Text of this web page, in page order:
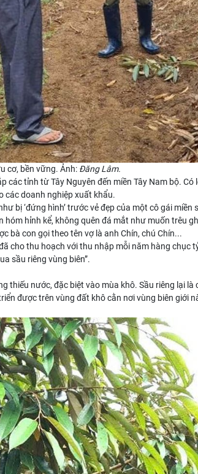
cơ, bền vững. Ảnh: Đăng Lâm.
các tỉnh từ Tây Nguyên đến miền Tây Nam bộ.
các doanh nghiệp xuất khẩu.
bị ‘đứng hình’ trước vẻ đẹp của một cô gái
hóm hỉnh kể, không quên đá mắt như muốn trêu
bà con gọi theo tên vợ là anh Chín, chú Chín...
cho thu hoạch với thu nhập mỗi năm hàng chục
sầu riêng vùng biên”.
thiếu nước, đặc biệt vào mùa khô. Sầu riêng lại
được trên vùng đất khô cằn nơi vùng biên giới